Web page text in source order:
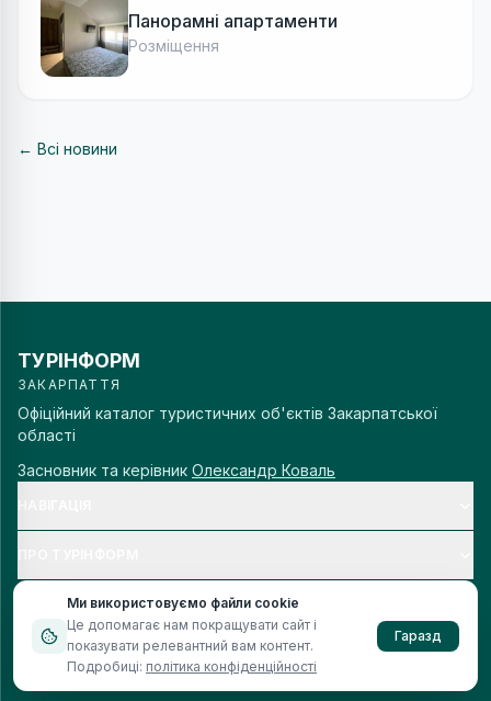
Панорамні апартаменти
Розміщення
← Всі новини
ТУРІНФОРМ
ЗАКАРПАТТЯ
Офіційний каталог туристичних об'єктів Закарпатської
області
Засновник та керівник Олександр Коваль
© 2006–2026 Турінформ Закарпаття. Всі права захищено.
Ми використовуємо файли cookie
Це допомагає нам покращувати сайт і
показувати релевантний вам контент.
Подробиці: політика конфіденційності
Гаразд